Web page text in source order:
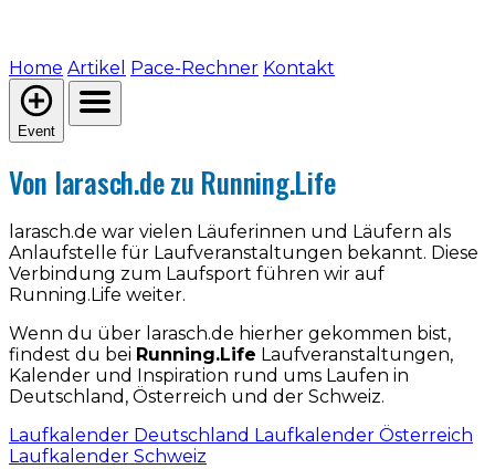
Home Artikel Pace-Rechner Kontakt
Event
Von larasch.de zu Running.Life
larasch.de war vielen Läuferinnen und Läufern als
Anlaufstelle für Laufveranstaltungen bekannt. Diese
Verbindung zum Laufsport führen wir auf
Running.Life weiter.
Wenn du über larasch.de hierher gekommen bist,
findest du bei Running.Life Laufveranstaltungen,
Kalender und Inspiration rund ums Laufen in
Deutschland, Österreich und der Schweiz.
Laufkalender Deutschland Laufkalender Österreich
Laufkalender Schweiz